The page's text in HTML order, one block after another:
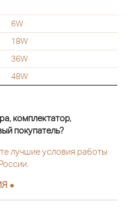
6W
18W
36W
48W
комплектатор,
покупатель?
лучшие условия работы
●